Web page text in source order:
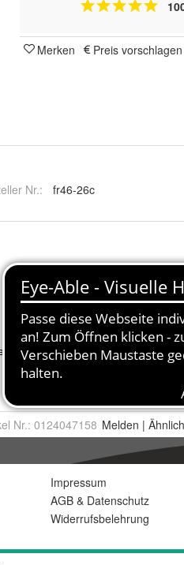
Merken Preis vorschlagen
Nr.: fr46-26c
Nr.: 0124047158 Melden |
Impressum
AGB & Datenschutz
Widerrufsbelehrung